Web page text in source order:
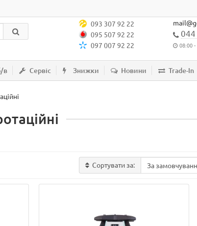
093 307 92 22
095 507 92 22
097 007 92 22
08:00 -
в Сервіс Знижки Новини Trade-In
Сортувати за: